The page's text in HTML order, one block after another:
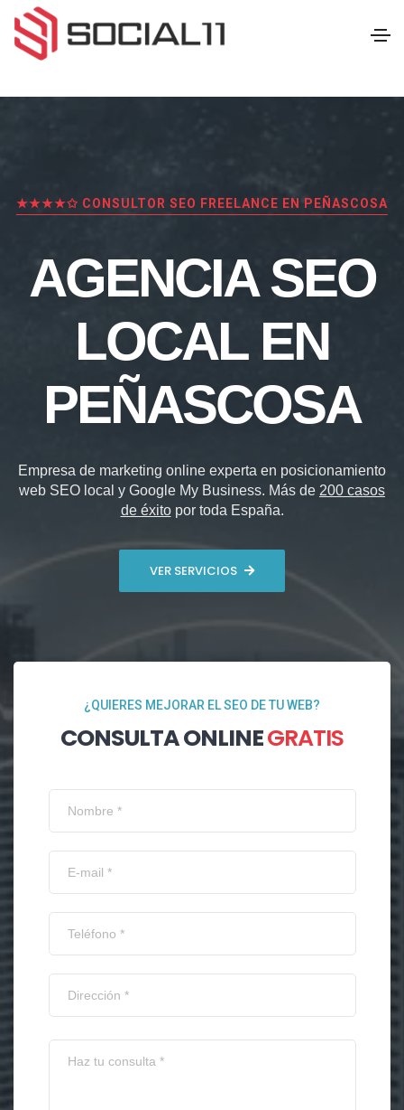
★★★★✩ CONSULTOR SEO FREELANCE EN PEÑASCOSA
AGENCIA SEO
LOCAL EN
PEÑASCOSA
Empresa de marketing online experta en posicionamiento
web SEO local y Google My Business. Más de 200 casos
de éxitopor toda España.
VER SERVICIOS
¿QUIERES MEJORAR EL SEO DE TU WEB?
CONSULTA ONLINEGRATIS